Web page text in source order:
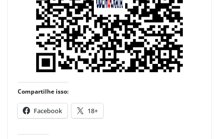
Compartilhe isso:
Facebook 18+